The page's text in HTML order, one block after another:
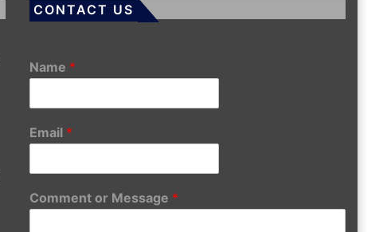
CONTACT US
Name *
Email *
Comment or Message *